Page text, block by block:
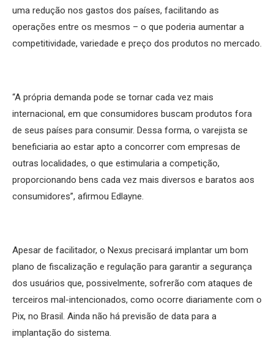
uma redução nos gastos dos países, facilitando as
operações entre os mesmos – o que poderia aumentar a
competitividade, variedade e preço dos produtos no mercado.
“A própria demanda pode se tornar cada vez mais
internacional, em que consumidores buscam produtos fora
de seus países para consumir. Dessa forma, o varejista se
beneficiaria ao estar apto a concorrer com empresas de
outras localidades, o que estimularia a competição,
proporcionando bens cada vez mais diversos e baratos aos
consumidores”, afirmou Edlayne.
Apesar de facilitador, o Nexus precisará implantar um bom
plano de fiscalização e regulação para garantir a segurança
dos usuários que, possivelmente, sofrerão com ataques de
terceiros mal-intencionados, como ocorre diariamente com o
Pix, no Brasil. Ainda não há previsão de data para a
implantação do sistema.